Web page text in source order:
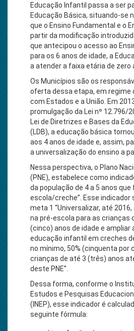
Educação Infantil passa a ser
Educação Básica, situando-se
que o Ensino Fundamental e o
partir da modificação
que antecipou o acesso ao
para os 6 anos de idade, a
a atender a faixa etária de zero
Os Municípios são os
oferta dessa etapa, em regime
com Estados e a União. Em
promulgação da Lei nº 12.796/
Lei de Diretrizes e Bases da
(LDB), a educação básica
aos 4 anos de idade e, assim,
a universalização do ensino a
Nessa perspectiva, o Plano
(PNE), estabelece como
da população de 4 a 5 anos
escola/creche”. Esse indicador
meta 1 “Universalizar, até
na pré-escola para as crianças
(cinco) anos de idade e ampliar
educação infantil em creches
no mínimo, 50% (cinquenta por
crianças de até 3 (três) anos
deste PNE”.
Dessa forma, conforme o
Estudos e Pesquisas
(INEP), esse indicador é
seguinte fórmula: